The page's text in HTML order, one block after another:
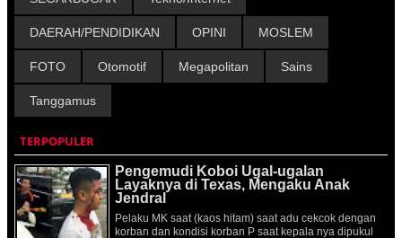
DAERAH/PENDIDIKAN OPINI MOSLEM
FOTO Otomotif Megapolitan Sains
Tanggamus
TERPOPULER
Pengemudi Koboi Ugal-ugalan
Layaknya di Texas, Mengaku Anak
Jendral
Pelaku MK saat (kaos hitam) saat adu cekcok dengan
korban dan kondisi korban P saat kepala nya dipukul